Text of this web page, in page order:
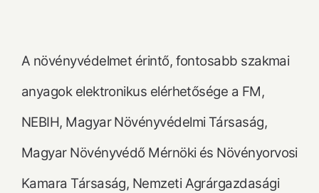
A növényvédelmet érintő, fontosabb szakmai
anyagok elektronikus elérhetősége a FM,
NEBIH, Magyar Növényvédelmi Társaság,
Magyar Növényvédő Mérnöki és Növényorvosi
Kamara Társaság, Nemzeti Agrárgazdasági